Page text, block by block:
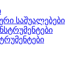
საშუალებები